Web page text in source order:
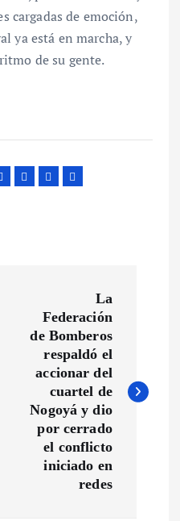
cargadas de emoción,
ya está en marcha, y
de su gente.
La
Federación
de Bomberos
respaldó el
accionar del
cuartel de
Nogoyá y dio
por cerrado
el conflicto
iniciado en
redes